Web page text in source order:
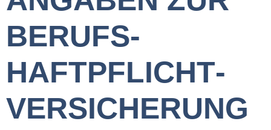
BERUFS­
HAFTPFLICHT­
VERSICHERUNG